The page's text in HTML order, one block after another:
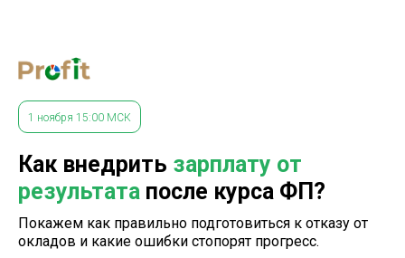
1 ноября 15:00 МСК
Как внедрить зарплату от
результата после курса ФП?
Покажем как правильно подготовиться к отказу от
окладов и какие ошибки стопорят прогресс.